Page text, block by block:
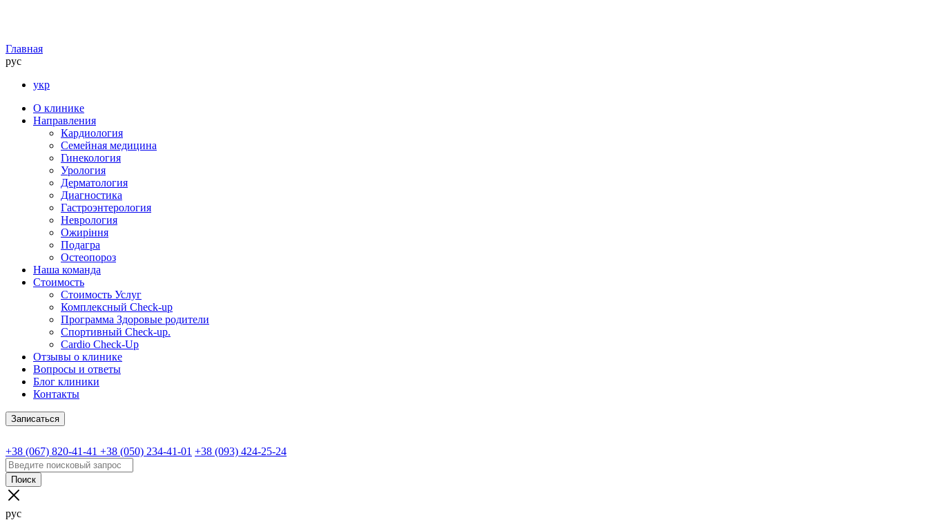
Главная
рус
укр
О клинике
Направления
Кардиология
Семейная медицина
Гинекология
Урология
Дерматология
Диагностика
Гастроэнтерология
Неврология
Ожиріння
Подагра
Остеопороз
Наша команда
Стоимость
Стоимость Услуг
Комплексный Check-up
Программа Здоровые родители
Спортивный Check-up.
Cardio Check-Up
Отзывы о клинике
Вопросы и ответы
Блог клиники
Контакты
Записаться
+38 (067) 820-41-41 +38 (050) 234-41-01 +38 (093) 424-25-24
Поиск
рус